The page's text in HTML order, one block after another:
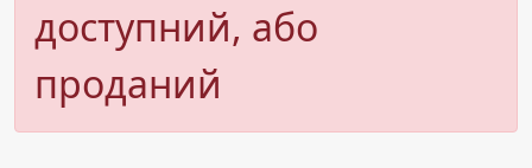
доступний, або
проданий